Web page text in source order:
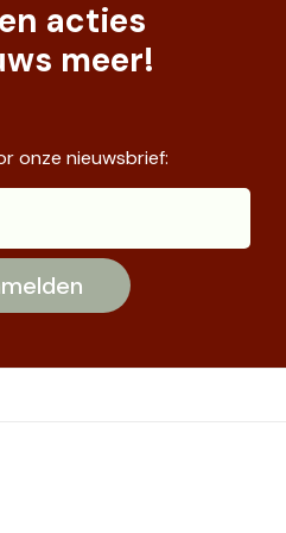
acties
meer!
onze nieuwsbrief: